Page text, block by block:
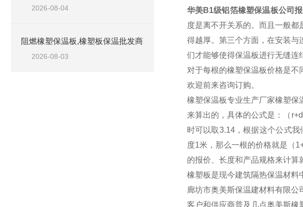
2026-08-04
阻燃橡塑保温板,橡塑板保温批发商
2026-08-03
华美B1级铝箔橡塑保温板公司
度是离不开关系的。而且一般
得越厚。第三个方面，在安装与
们才能够使得保温板进行无缝连
对于每根的橡塑保温板价格是不
欢迎前来咨询订购。
橡塑保温板专业生产厂家橡塑保
来算出的，具体的公式是：（
时可以取3.14，根据这个公式
度1米，那么一根的价格就是（
的报价、长度和产品规格来计算
橡塑板是现今建筑隔热保温材料
廊坊市奥美斯保温建材料有限
客户和供应商普及几点奥美斯橡